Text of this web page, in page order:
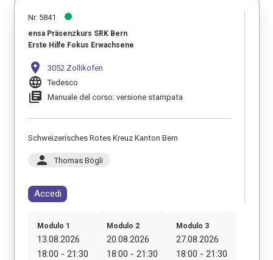
Nr. 5841
ensa Präsenzkurs SRK Bern
Erste Hilfe Fokus Erwachsene
location_on 3052 Zollikofen
language Tedesco
library_books Manuale del corso: versione stampata
Schweizerisches Rotes Kreuz Kanton Bern
person Thomas Bögli
Accedi
Modulo 1
13.08.2026
18:00 - 21:30
Modulo 2
20.08.2026
18:00 - 21:30
Modulo 3
27.08.2026
18:00 - 21:30